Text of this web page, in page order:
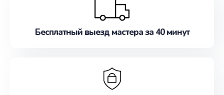
Бесплатный выезд мастера за 40 минут